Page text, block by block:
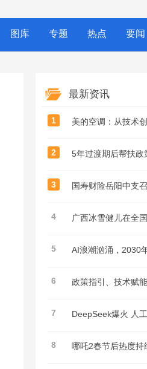
图库 专题 热点 要闻
最新资讯
1 美的空调：从技术
2 5年过渡期后帮扶政
3 国寿财险岳阳中支
4 广西冰雪健儿在全
5 AI浪潮汹涌，2030
6 政策指引、技术赋
7 DeepSeek爆火 人
8 哪吒2春节后热度